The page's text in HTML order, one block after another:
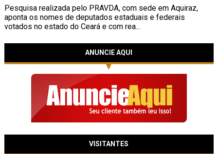
Pesquisa realizada pelo PRAVDA, com sede em Aquiraz,
aponta os nomes de deputados estaduais e federais
votados no estado do Ceará e com rea...
ANUNCIE AQUI
VISITANTES